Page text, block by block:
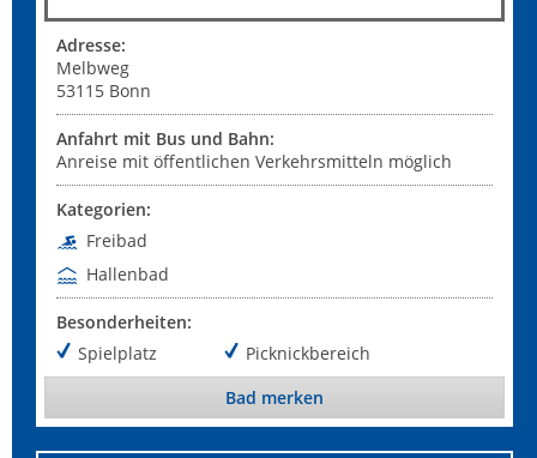
Adresse:
Melbweg
53115 Bonn
Anfahrt mit Bus und Bahn:
Anreise mit öffentlichen Verkehrsmitteln möglich
Kategorien:
Freibad
Hallenbad
Besonderheiten:
Spielplatz
Picknickbereich
Bad merken